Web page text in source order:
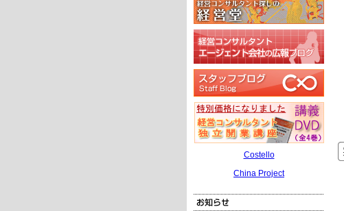
Costello
China Project